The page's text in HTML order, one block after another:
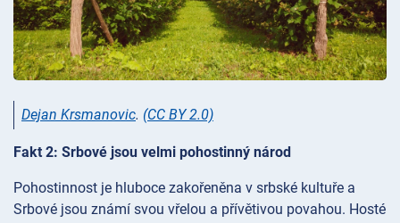
Dejan Krsmanovic. (CC BY 2.0)
Fakt 2: Srbové jsou velmi pohostinný národ
Pohostinnost je hluboce zakořeněna v srbské kultuře a
Srbové jsou známí svou vřelou a přívětivou povahou. Hosté